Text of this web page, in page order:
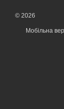
© 2026
Мобільна